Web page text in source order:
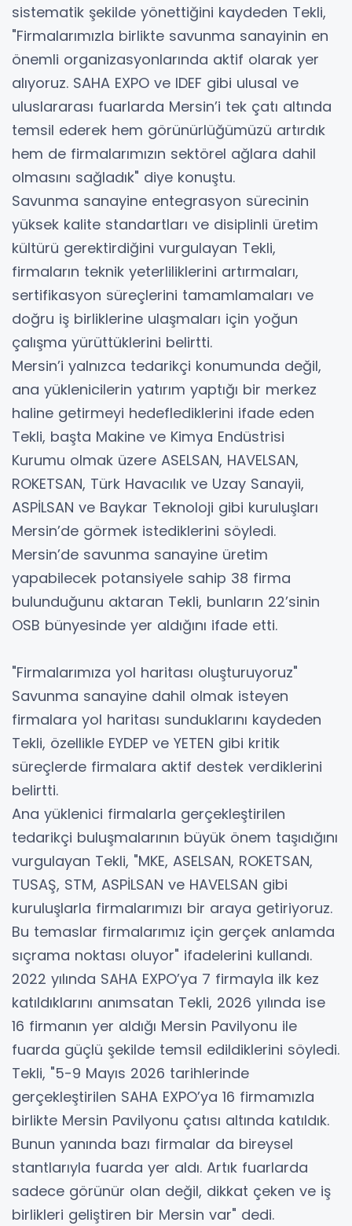
sistematik şekilde yönettiğini kaydeden Tekli,
"Firmalarımızla birlikte savunma sanayinin en
önemli organizasyonlarında aktif olarak yer
alıyoruz. SAHA EXPO ve IDEF gibi ulusal ve
uluslararası fuarlarda Mersin’i tek çatı altında
temsil ederek hem görünürlüğümüzü artırdık
hem de firmalarımızın sektörel ağlara dahil
olmasını sağladık" diye konuştu.
Savunma sanayine entegrasyon sürecinin
yüksek kalite standartları ve disiplinli üretim
kültürü gerektirdiğini vurgulayan Tekli,
firmaların teknik yeterliliklerini artırmaları,
sertifikasyon süreçlerini tamamlamaları ve
doğru iş birliklerine ulaşmaları için yoğun
çalışma yürüttüklerini belirtti.
Mersin’i yalnızca tedarikçi konumunda değil,
ana yüklenicilerin yatırım yaptığı bir merkez
haline getirmeyi hedeflediklerini ifade eden
Tekli, başta Makine ve Kimya Endüstrisi
Kurumu olmak üzere ASELSAN, HAVELSAN,
ROKETSAN, Türk Havacılık ve Uzay Sanayii,
ASPİLSAN ve Baykar Teknoloji gibi kuruluşları
Mersin’de görmek istediklerini söyledi.
Mersin’de savunma sanayine üretim
yapabilecek potansiyele sahip 38 firma
bulunduğunu aktaran Tekli, bunların 22’sinin
OSB bünyesinde yer aldığını ifade etti.
"Firmalarımıza yol haritası oluşturuyoruz"
Savunma sanayine dahil olmak isteyen
firmalara yol haritası sunduklarını kaydeden
Tekli, özellikle EYDEP ve YETEN gibi kritik
süreçlerde firmalara aktif destek verdiklerini
belirtti.
Ana yüklenici firmalarla gerçekleştirilen
tedarikçi buluşmalarının büyük önem taşıdığını
vurgulayan Tekli, "MKE, ASELSAN, ROKETSAN,
TUSAŞ, STM, ASPİLSAN ve HAVELSAN gibi
kuruluşlarla firmalarımızı bir araya getiriyoruz.
Bu temaslar firmalarımız için gerçek anlamda
sıçrama noktası oluyor" ifadelerini kullandı.
2022 yılında SAHA EXPO’ya 7 firmayla ilk kez
katıldıklarını anımsatan Tekli, 2026 yılında ise
16 firmanın yer aldığı Mersin Pavilyonu ile
fuarda güçlü şekilde temsil edildiklerini söyledi.
Tekli, "5-9 Mayıs 2026 tarihlerinde
gerçekleştirilen SAHA EXPO’ya 16 firmamızla
birlikte Mersin Pavilyonu çatısı altında katıldık.
Bunun yanında bazı firmalar da bireysel
stantlarıyla fuarda yer aldı. Artık fuarlarda
sadece görünür olan değil, dikkat çeken ve iş
birlikleri geliştiren bir Mersin var" dedi.